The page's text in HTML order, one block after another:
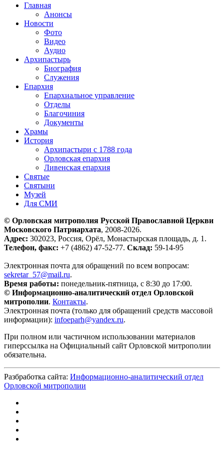
Главная
Анонсы
Новости
Фото
Видео
Аудио
Архипастырь
Биография
Служения
Епархия
Епархиальное управление
Отделы
Благочиния
Документы
Храмы
История
Архипастыри с 1788 года
Орловская епархия
Ливенская епархия
Святые
Святыни
Музей
Для СМИ
© Орловская митрополия Русской Православной Церкви
Московского Патриархата, 2008-2026.
Адрес: 302023, Россия, Орёл, Монастырская площадь, д. 1.
Телефон, факс: +7 (4862) 47-52-77. Склад: 59-14-95
Электронная почта для обращений по всем вопросам:
sekretar_57@mail.ru.
Время работы: понедельник-пятница, с 8:30 до 17:00.
© Информационно-аналитический отдел Орловской
митрополии. Контакты.
Электронная почта (только для обращений средств массовой
информации): infoeparh@yandex.ru.
При полном или частичном использовании материалов
гиперссылка на Официальный сайт Орловской митрополии
обязательна.
Разбработка сайта: Информационно-аналитический отдел
Орловской митрополии